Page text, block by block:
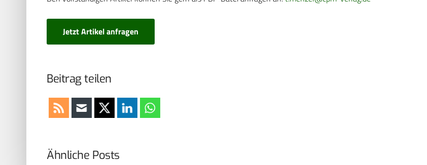
Jetzt Artikel anfragen
Beitrag teilen
Ähnliche Posts